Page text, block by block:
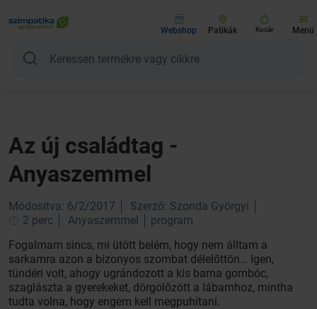
Webshop Patikák Kosár Menü
Az új családtag -
Anyaszemmel
Módosítva: 6/2/2017
Szerző: Szonda Györgyi
2 perc
Anyaszemmel
program
Fogalmam sincs, mi ütött belém, hogy nem álltam a
sarkamra azon a bizonyos szombat délelőttön… Igen,
tündéri volt, ahogy ugrándozott a kis barna gombóc,
szaglászta a gyerekeket, dörgölőzött a lábamhoz, mintha
tudta volna, hogy engem kell megpuhítani.